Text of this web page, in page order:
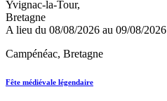
A lieu du 08/08/2026 au 09/08/2026
Campénéac, Bretagne
Fête médiévale légendaire